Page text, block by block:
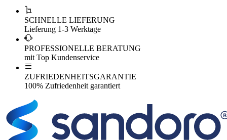
SCHNELLE LIEFERUNG
Lieferung 1-3 Werktage
PROFESSIONELLE BERATUNG
mit Top Kundenservice
ZUFRIEDENHEITSGARANTIE
100% Zufriedenheit garantiert